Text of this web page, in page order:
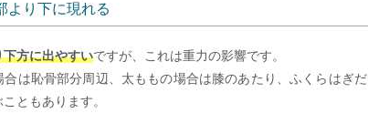
より下に現れる
方に出やすいですが、これは重力の影響です。
合は恥骨部分周辺、太ももの場合は膝のあたり、ふくらはぎだ
ともあります。